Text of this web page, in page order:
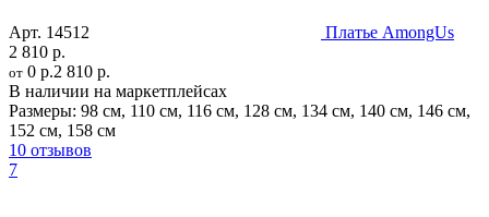
Арт. 14512
Платье AmongUs
2 810 р.
от 0 р.2 810 р.
В наличии на маркетплейсах
Размеры: 98 см, 110 см, 116 см, 128 см, 134 см, 140 см, 146 см,
152 см, 158 см
10 отзывов
7